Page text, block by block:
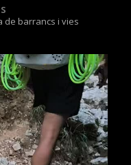
de barrancs i vies